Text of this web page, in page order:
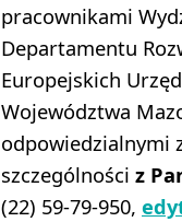
pracownikami
Departamentu
Europejskich
Województwa
odpowiedzialnymi
szczególności z
(22) 59-79-950,